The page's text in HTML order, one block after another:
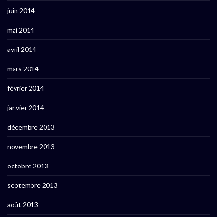
juin 2014
mai 2014
avril 2014
mars 2014
février 2014
janvier 2014
décembre 2013
novembre 2013
octobre 2013
septembre 2013
août 2013